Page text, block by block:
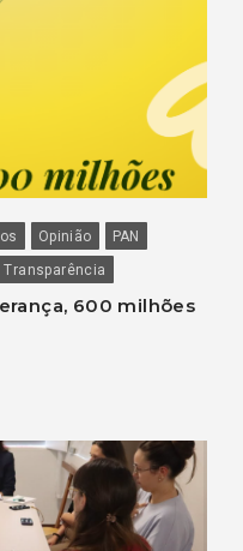
Opinião
PAN
Transparência
600 milhões